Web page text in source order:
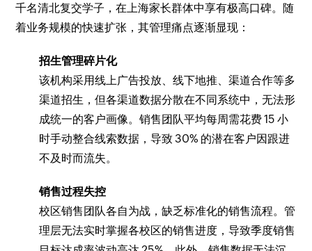
千名清北复交学子，在上海家长群体中享有极高口碑。随
着业务规模的快速扩张，其管理痛点逐渐显现：
招生管理碎片化
该机构采用线上广告投放、线下地推、渠道合作等多
渠道招生，但各渠道数据分散在不同系统中，无法形
成统一的客户画像。销售团队平均每周需花费 15 小
时手动整合线索数据，导致 30% 的潜在客户因跟进
不及时而流失。
销售过程失控
校区销售团队各自为战，缺乏标准化的销售流程。管
理层无法实时掌握各校区的销售进度，导致季度销售